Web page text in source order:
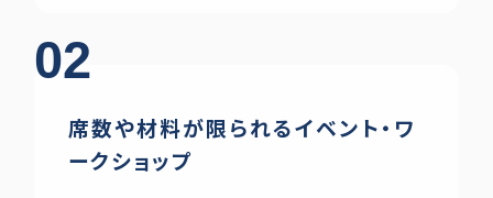
02
席数や材料が限られるイベント・ワ
ークショップ